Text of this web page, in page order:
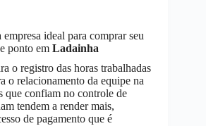
ideal para comprar seu
ponto em Ladainha
o registro das horas trabalhadas
o relacionamento da equipe na
que confiam no controle de
tendem a render mais,
de pagamento que é